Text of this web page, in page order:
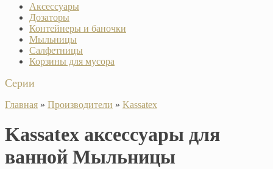
Аксессуары
Дозаторы
Контейнеры и баночки
Мыльницы
Салфетницы
Корзины для мусора
Серии
Главная » Производители » Kassatex
Kassatex аксессуары для
ванной Мыльницы